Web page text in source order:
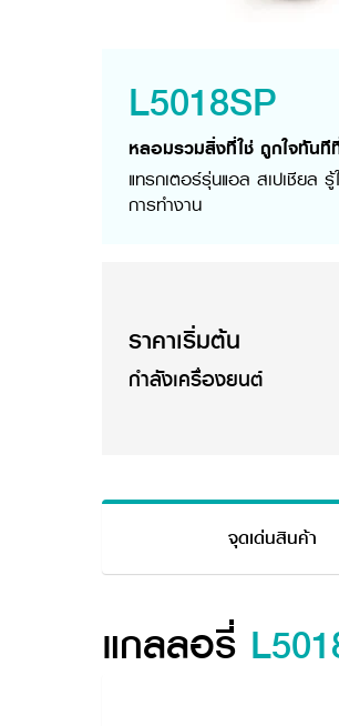
L5018SP
หลอมรวมสิ่งที่ใช่ ถูกใจทัน
แทรกเตอร์รุ่นแอล สเปเชียล
การทำงาน
ราคาเริ่มต้น
กำลังเครื่องยนต์
จุดเด่นสินค้า
แกลลอรี่